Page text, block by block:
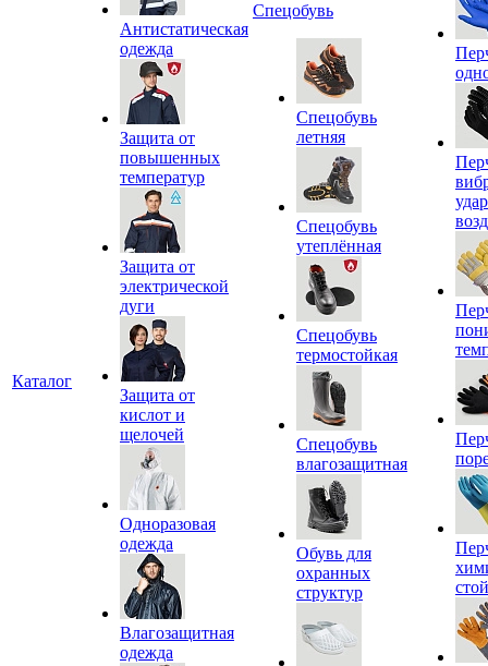
Каталог
Антистатическая
одежда
Защита от
повышенных
температур
Защита от
электрической
дуги
Защита от
кислот и
щелочей
Одноразовая
одежда
Влагозащитная
одежда
Спецобувь
Спецобувь
летняя
Спецобувь
утеплённая
Спецобувь
термостойкая
Спецобувь
влагозащитная
Обувь для
охранных
структур